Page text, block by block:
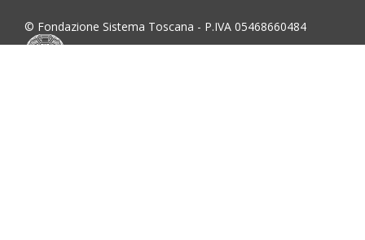
© Fondazione Sistema Toscana - P.IVA 05468660484